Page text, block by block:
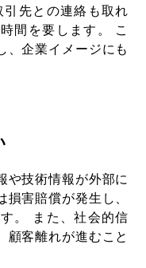
引先との連絡も取れ
間を要します。 こ
、企業イメージにも
や技術情報が外部に
害賠償が発生し、
。 また、社会的信
顧客離れが進むこと